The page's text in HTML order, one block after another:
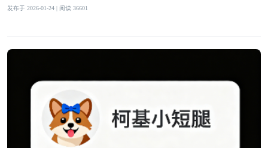
发布于 2026-01-24 | 阅读 36601